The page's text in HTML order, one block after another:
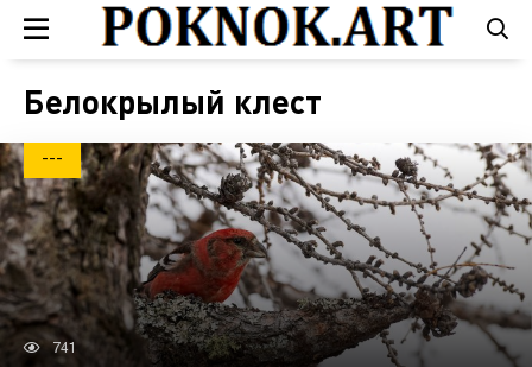
Белокрылый клест
---
741